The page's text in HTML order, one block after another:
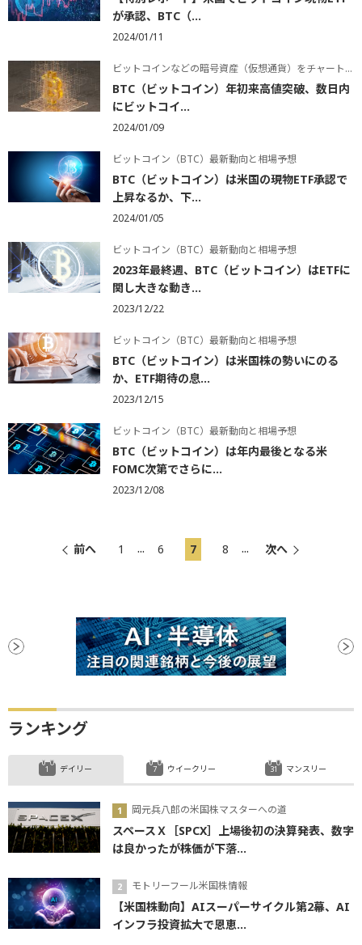
が承認、BTC（...
2024/01/11
ビットコインなどの暗号資産（仮想通貨）をチャートで学ぶ
BTC（ビットコイン）年初来高値突破、数日内
にビットコイ...
2024/01/09
ビットコイン（BTC）最新動向と相場予想
BTC（ビットコイン）は米国の現物ETF承認で
上昇なるか、下...
2024/01/05
ビットコイン（BTC）最新動向と相場予想
2023年最終週、BTC（ビットコイン）はETFに
関し大きな動き...
2023/12/22
ビットコイン（BTC）最新動向と相場予想
BTC（ビットコイン）は米国株の勢いにのる
か、ETF期待の息...
2023/12/15
ビットコイン（BTC）最新動向と相場予想
BTC（ビットコイン）は年内最後となる米
FOMC次第でさらに...
2023/12/08
前へ 1 ... 6 7 8 ... 次へ
ランキング
デイリー
岡元兵八郎の米国株マスターへの道
スペースＸ［SPCX］上場後初の決算発表、数字
は良かったが株価が下落...
モトリーフール米国株情報
【米国株動向】AIスーパーサイクル第2幕、AI
インフラ投資拡大で恩恵...
ウイークリー マンスリー